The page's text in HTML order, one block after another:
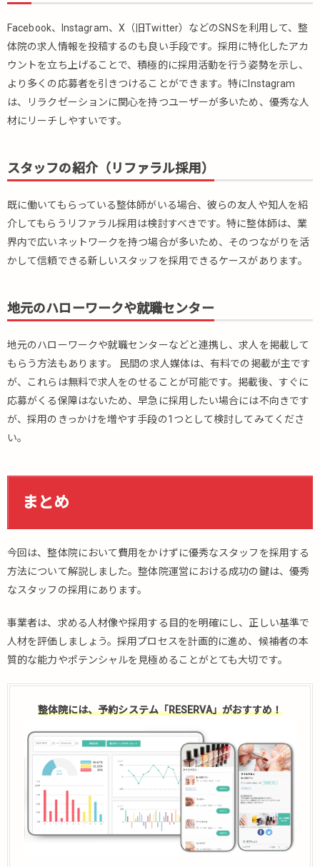
Facebook、Instagram、X（旧Twitter）などのSNSを利用して、整
体院の求人情報を投稿するのも良い手段です。採用に特化したアカ
ウントを立ち上げることで、積極的に採用活動を行う姿勢を示し、
より多くの応募者を引きつけることができます。特にInstagram
は、リラクゼーションに関心を持つユーザーが多いため、優秀な人
材にリーチしやすいです。
スタッフの紹介（リファラル採用）
既に働いてもらっている整体師がいる場合、彼らの友人や知人を紹
介してもらうリファラル採用は検討すべきです。特に整体師は、業
界内で広いネットワークを持つ場合が多いため、そのつながりを活
かして信頼できる新しいスタッフを採用できるケースがあります。
地元のハローワークや就職センター
地元のハローワークや就職センターなどと連携し、求人を掲載して
もらう方法もあります。 民間の求人媒体は、有料での掲載が主です
が、これらは無料で求人をのせることが可能です。掲載後、すぐに
応募がくる保障はないため、早急に採用したい場合には不向きです
が、採用のきっかけを増やす手段の1つとして検討してみてくださ
い。
まとめ
今回は、整体院において費用をかけずに優秀なスタッフを採用する
方法について解説しました。整体院運営における成功の鍵は、優秀
なスタッフの採用にあります。
事業者は、求める人材像や採用する目的を明確にし、正しい基準で
人材を評価しましょう。採用プロセスを計画的に進め、候補者の本
質的な能力やポテンシャルを見極めることがとても大切です。
整体院には、予約システム「RESERVA」がおすすめ！